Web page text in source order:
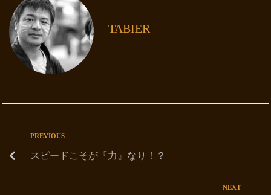
TABIER
PREVIOUS
スピードこそが『力』なり！？
NEXT